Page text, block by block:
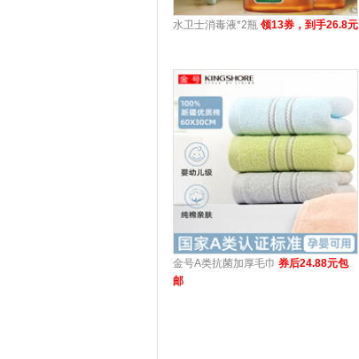
水卫士消毒液*2瓶 领13券，到手26.8元
金号A类抗菌加厚毛巾 券后24.88元包
邮